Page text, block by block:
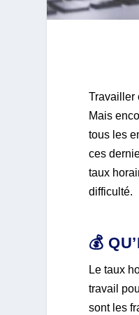
Travailler
Mais
tous les
ces
taux
difficulté.
💰
Le taux
travail
sont les